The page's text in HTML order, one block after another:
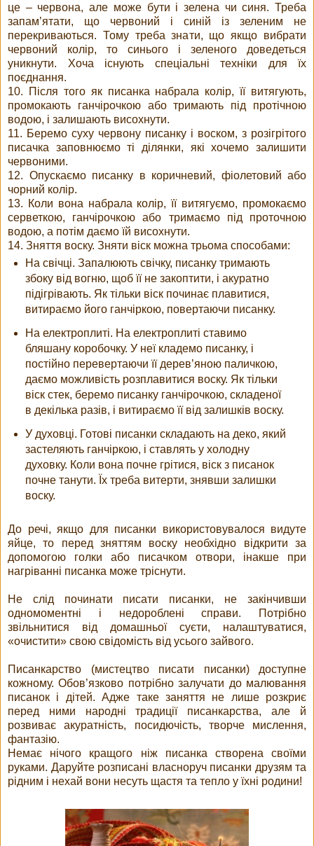
це – червона, але може бути і зелена чи синя. Треба
запам’ятати, що червоний і синій із зеленим не
перекриваються. Тому треба знати, що якщо вибрати
червоний колір, то синього і зеленого доведеться
уникнути. Хоча існують спеціальні техніки для їх
поєднання.
10. Після того як писанка набрала колір, її витягують,
промокають ганчірочкою або тримають під протічною
водою, і залишають висохнути.
11. Беремо суху червону писанку і воском, з розігрітого
писачка заповнюємо ті ділянки, які хочемо залишити
червоними.
12. Опускаємо писанку в коричневий, фіолетовий або
чорний колір.
13. Коли вона набрала колір, її витягуємо, промокаємо
серветкою, ганчірочкою або тримаємо під проточною
водою, а потім даємо їй висохнути.
14. Зняття воску. Зняти віск можна трьома способами:
На свічці. Запалюють свічку, писанку тримають
збоку від вогню, щоб її не закоптити, і акуратно
підігрівають. Як тільки віск починає плавитися,
витираємо його ганчіркою, повертаючи писанку.
На електроплиті. На електроплиті ставимо
бляшану коробочку. У неї кладемо писанку, і
постійно перевертаючи її дерев’яною паличкою,
даємо можливість розплавитися воску. Як тільки
віск стек, беремо писанку ганчірочкою, складеної
в декілька разів, і витираємо її від залишків воску.
У духовці. Готові писанки складають на деко, який
застеляють ганчіркою, і ставлять у холодну
духовку. Коли вона почне грітися, віск з писанок
почне танути. Їх треба витерти, знявши залишки
воску.
До речі, якщо для писанки використовувалося видуте
яйце, то перед зняттям воску необхідно відкрити за
допомогою голки або писачком отвори, інакше при
нагріванні писанка може тріснути.
Не слід починати писати писанки, не закінчивши
одномоментні і недороблені справи. Потрібно
звільнитися від домашньої суєти, налаштуватися,
«очистити» свою свідомість від усього зайвого.
Писанкарство (мистецтво писати писанки) доступне
кожному. Обов’язково потрібно залучати до малювання
писанок і дітей. Адже таке заняття не лише розкриє
перед ними народні традиції писанкарства, але й
розвиває акуратність, посидючість, творче мислення,
фантазію.
Немає нічого кращого ніж писанка створена своїми
руками. Даруйте розписані власноруч писанки друзям та
рідним і нехай вони несуть щастя та тепло у їхні родини!